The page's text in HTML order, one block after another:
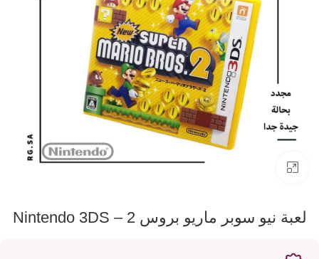
لعبة نيو سوبر ماريو بروس 2 – Nintendo 3DS